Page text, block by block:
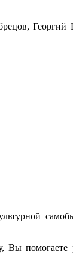
помогаете